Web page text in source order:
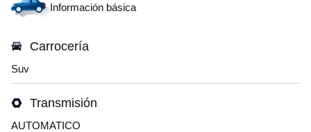
Información básica
Carrocería
Suv
Transmisión
AUTOMATICO